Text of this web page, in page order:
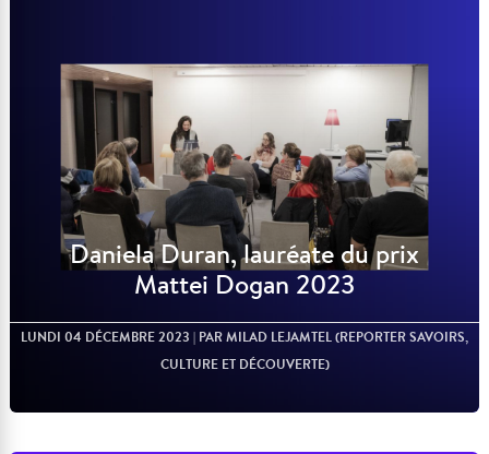
Daniela Duran, lauréate du prix
Mattei Dogan 2023
LUNDI 04 DÉCEMBRE 2023 | PAR MILAD LEJAMTEL (REPORTER SAVOIRS,
CULTURE ET DÉCOUVERTE)